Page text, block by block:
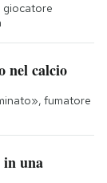
giocatore
nel calcio
fumatore
in una